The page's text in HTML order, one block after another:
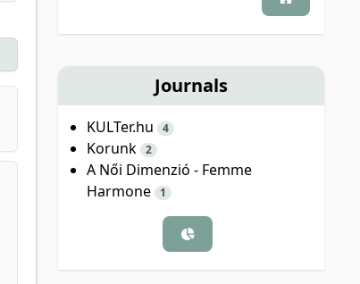
Journals
KULTer.hu 4
Korunk 2
A Női Dimenzió - Femme
Harmone
1